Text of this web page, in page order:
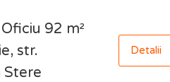
92 m²
str.
Stere
Detalii